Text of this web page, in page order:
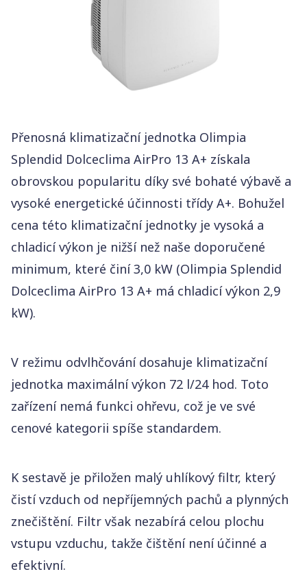
Spotřeba energie
Rozsah regulace teploty
50 – 64 dB
Přenosná klimatizační jednotka Olimpia
Splendid Dolceclima AirPro 13 A+ získala
obrovskou popularitu díky své bohaté výbavě a
vysoké energetické účinnosti třídy A+. Bohužel
cena této klimatizační jednotky je vysoká a
chladicí výkon je nižší než naše doporučené
minimum, které činí 3,0 kW (Olimpia Splendid
Dolceclima AirPro 13 A+ má chladicí výkon 2,9
kW).
V režimu odvlhčování dosahuje klimatizační
jednotka maximální výkon 72 l/24 hod. Toto
zařízení nemá funkci ohřevu, což je ve své
cenové kategorii spíše standardem.
K sestavě je přiložen malý uhlíkový filtr, který
čistí vzduch od nepříjemných pachů a plynných
znečištění. Filtr však nezabírá celou plochu
vstupu vzduchu, takže čištění není účinné a
efektivní.